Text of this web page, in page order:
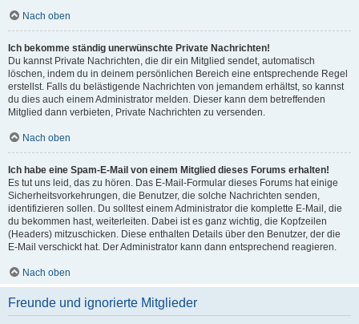
Nach oben
Ich bekomme ständig unerwünschte Private Nachrichten!
Du kannst Private Nachrichten, die dir ein Mitglied sendet, automatisch
löschen, indem du in deinem persönlichen Bereich eine entsprechende Regel
erstellst. Falls du belästigende Nachrichten von jemandem erhältst, so kannst
du dies auch einem Administrator melden. Dieser kann dem betreffenden
Mitglied dann verbieten, Private Nachrichten zu versenden.
Nach oben
Ich habe eine Spam-E-Mail von einem Mitglied dieses Forums erhalten!
Es tut uns leid, das zu hören. Das E-Mail-Formular dieses Forums hat einige
Sicherheitsvorkehrungen, die Benutzer, die solche Nachrichten senden,
identifizieren sollen. Du solltest einem Administrator die komplette E-Mail, die
du bekommen hast, weiterleiten. Dabei ist es ganz wichtig, die Kopfzeilen
(Headers) mitzuschicken. Diese enthalten Details über den Benutzer, der die
E-Mail verschickt hat. Der Administrator kann dann entsprechend reagieren.
Nach oben
Freunde und ignorierte Mitglieder